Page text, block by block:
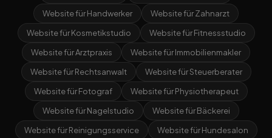
Website für Handwerker
Website für Zahnarzt
Website für Kosmetikstudio
Website für Fitnessstudio
Website für Arztpraxis
Website für Immobilienmakler
Website für Rechtsanwalt
Website für Steuerberater
Website für Fotograf
Website für Physiotherapeut
Website für Nagelstudio
Website für Bäckerei
Website für Reinigungsservice
Website für Hundesalon